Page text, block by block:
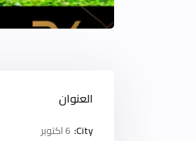
العنوان
City: 6 اكتوبر